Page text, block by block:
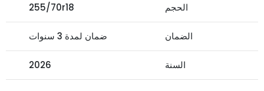
الحجم 255/70r18
الضمان ضمان لمدة 3 سنوات
السنة 2026